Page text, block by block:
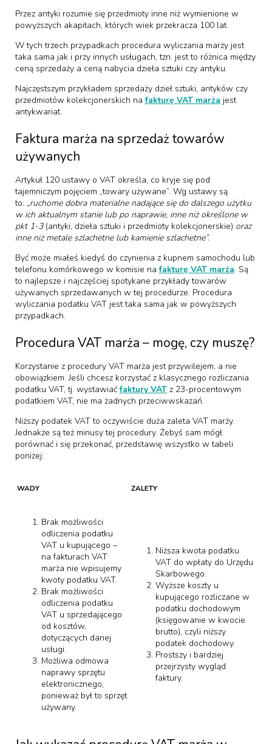
Przez antyki rozumie się przedmioty inne niż wymienione w
powyższych akapitach, których wiek przekracza 100 lat.
W tych trzech przypadkach procedura wyliczania marży jest
taka sama jak i przy innych usługach, tzn. jest to różnica między
ceną sprzedaży a ceną nabycia dzieła sztuki czy antyku.
Najczęstszym przykładem sprzedaży dzieł sztuki, antyków czy
przedmiotów kolekcjonerskich nafakturę VAT marża jest
antykwariat.
Faktura marża na sprzedaż towarów
używanych
Artykuł 120 ustawy o VAT określa, co kryje się pod
tajemniczym pojęciem „towary używane”. Wg ustawy są
to: „ruchome dobra materialne nadające się do dalszego użytku
w ich aktualnym stanie lub po naprawie, inne niż określone w
pkt 1-3 (antyki, dzieła sztuki i przedmioty kolekcjonerskie) oraz
inne niż metale szlachetne lub kamienie szlachetne”.
Być może miałeś kiedyś do czynienia z kupnem samochodu lub
telefonu komórkowego w komisie nafakturę VAT marża. Są
to najlepsze i najczęściej spotykane przykłady towarów
używanych sprzedawanych w tej procedurze. Procedura
wyliczania podatku VAT jest taka sama jak w powyższych
przypadkach.
Procedura VAT marża – mogę, czy muszę?
Korzystanie z procedury VAT marża jest przywilejem, a nie
obowiązkiem. Jeśli chcesz korzystać z klasycznego rozliczania
podatku VAT, tj. wystawiaćfaktury VAT z 23-procentowym
podatkiem VAT, nie ma żadnych przeciwwskazań.
Niższy podatek VAT to oczywiście duża zaleta VAT marży.
Jednakże są też minusy tej procedury. Żebyś sam mógł
porównać i się przekonać, przedstawię wszystko w tabeli
poniżej:
WADY ZALETY
Brak możliwości
odliczenia podatku
VAT u kupującego –
na fakturach VAT
marża nie wpisujemy
kwoty podatku VAT.
Brak możliwości
odliczenia podatku
VAT u sprzedającego
od kosztów,
dotyczących danej
usługi.
Możliwa odmowa
naprawy sprzętu
elektronicznego,
ponieważ był to sprzęt
używany.
Niższa kwota podatku
VAT do wpłaty do Urzędu
Skarbowego.
Wyższe koszty u
kupującego rozliczane w
podatku dochodowym
(księgowanie w kwocie
brutto), czyli niższy
podatek dochodowy.
Prostszy i bardziej
przejrzysty wygląd
faktury.